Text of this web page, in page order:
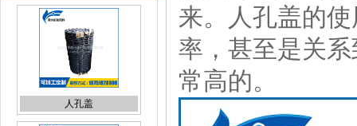
人孔盖
来。人孔盖的
率，甚至是关
常高的。